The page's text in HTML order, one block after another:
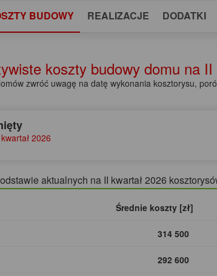
BUDOWY REALIZACJE DODATKI
koszty budowy domu na II
zwróć uwagę na datę wykonania kosztorysu,
2026
aktualnych na II kwartał 2026
Średnie koszty [zł]
314 500
292 600